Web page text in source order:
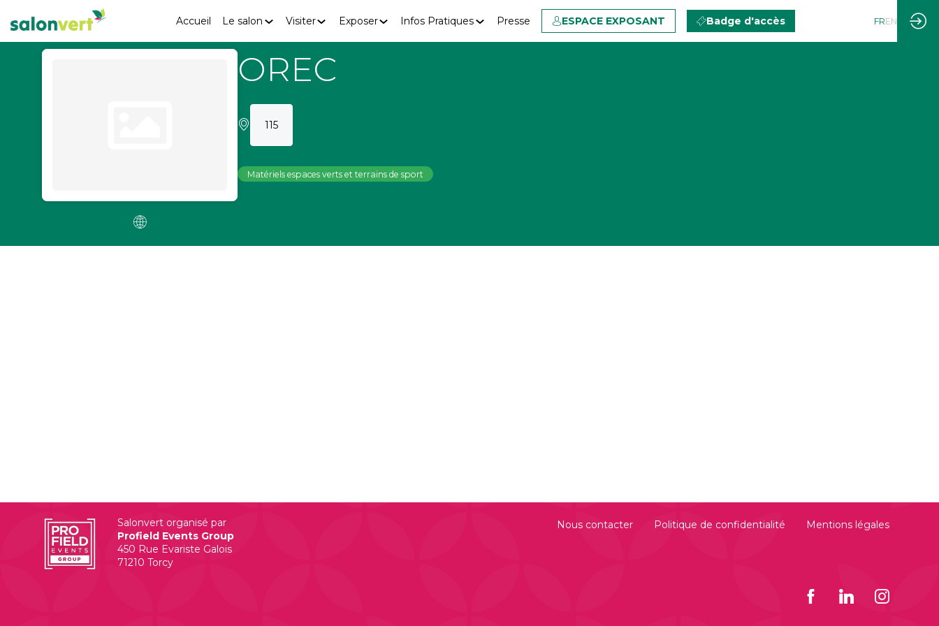
Accueil Le salon Visiter Exposer Infos Pratiques Presse ESPACE EXPOSANT Badge d'accès FREN
OREC
115
Matériels espaces verts et terrains de sport
Salonvert organisé par
Profield Events Group
450 Rue Evariste Galois
Nous contacter Politique de confidentialité Mentions légales